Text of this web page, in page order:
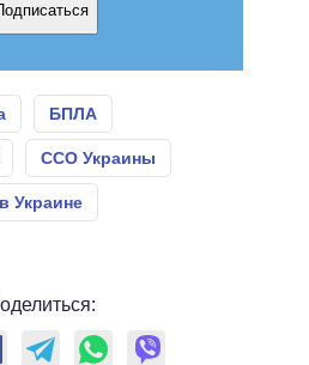
БПЛА
ССО Украины
Украине